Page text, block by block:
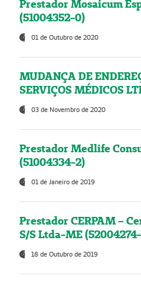
Prestador Mosaicum
(51004352-0)
01 de Outubro de 2020
MUDANÇA DE
SERVIÇOS MÉDICOS
03 de Novembro de 2020
Prestador Medlife
(51004334-2)
01 de Janeiro de 2019
Prestador CERPAM –
S/S Ltda-ME
18 de Outubro de 2019